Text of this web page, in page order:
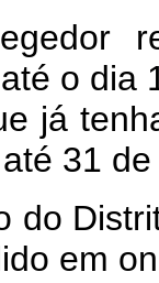
o dia
já
31
do
em